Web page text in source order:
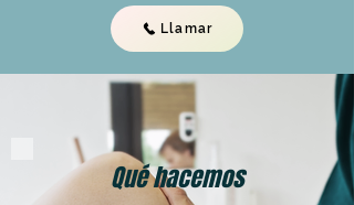
Llamar
Qué hacemos